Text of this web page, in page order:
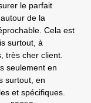
le parfait
de la
Cela est
surtout, à
très cher client.
seulement en
surtout, en
et spécifiques.